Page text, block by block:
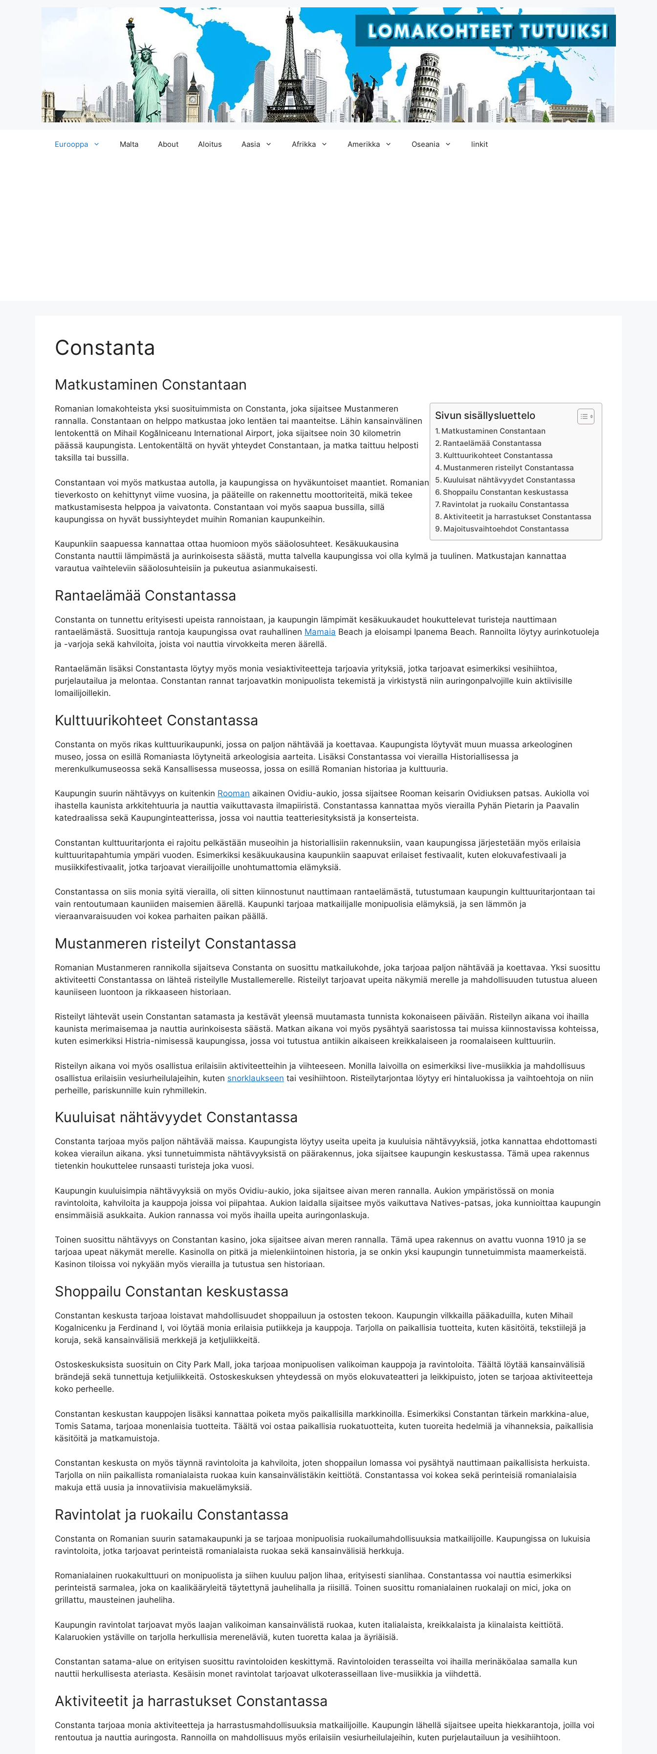
Eurooppa Malta About Aloitus Aasia Afrikka Amerikka Oseania linkit
Constanta
Matkustaminen Constantaan
Sivun sisällysluettelo
Matkustaminen Constantaan
Rantaelämää Constantassa
Kulttuurikohteet Constantassa
Mustanmeren risteilyt Constantassa
Kuuluisat nähtävyydet Constantassa
Shoppailu Constantan keskustassa
Ravintolat ja ruokailu Constantassa
Aktiviteetit ja harrastukset Constantassa
Majoitusvaihtoehdot Constantassa
Romanian lomakohteista yksi suosituimmista on Constanta, joka sijaitsee Mustanmeren
rannalla. Constantaan on helppo matkustaa joko lentäen tai maanteitse. Lähin kansainvälinen
lentokenttä on Mihail Kogălniceanu International Airport, joka sijaitsee noin 30 kilometrin
päässä kaupungista. Lentokentältä on hyvät yhteydet Constantaan, ja matka taittuu helposti
taksilla tai bussilla.
Constantaan voi myös matkustaa autolla, ja kaupungissa on hyväkuntoiset maantiet. Romanian
tieverkosto on kehittynyt viime vuosina, ja pääteille on rakennettu moottoriteitä, mikä tekee
matkustamisesta helppoa ja vaivatonta. Constantaan voi myös saapua bussilla, sillä
kaupungissa on hyvät bussiyhteydet muihin Romanian kaupunkeihin.
Kaupunkiin saapuessa kannattaa ottaa huomioon myös sääolosuhteet. Kesäkuukausina
Constanta nauttii lämpimästä ja aurinkoisesta säästä, mutta talvella kaupungissa voi olla kylmä ja tuulinen. Matkustajan kannattaa
varautua vaihteleviin sääolosuhteisiin ja pukeutua asianmukaisesti.
Rantaelämää Constantassa
Constanta on tunnettu erityisesti upeista rannoistaan, ja kaupungin lämpimät kesäkuukaudet houkuttelevat turisteja nauttimaan
rantaelämästä. Suosittuja rantoja kaupungissa ovat rauhallinen Mamaia Beach ja eloisampi Ipanema Beach. Rannoilta löytyy aurinkotuoleja
ja -varjoja sekä kahviloita, joista voi nauttia virvokkeita meren äärellä.
Rantaelämän lisäksi Constantasta löytyy myös monia vesiaktiviteetteja tarjoavia yrityksiä, jotka tarjoavat esimerkiksi vesihiihtoa,
purjelautailua ja melontaa. Constantan rannat tarjoavatkin monipuolista tekemistä ja virkistystä niin auringonpalvojille kuin aktiivisille
lomailijoillekin.
Kulttuurikohteet Constantassa
Constanta on myös rikas kulttuurikaupunki, jossa on paljon nähtävää ja koettavaa. Kaupungista löytyvät muun muassa arkeologinen
museo, jossa on esillä Romaniasta löytyneitä arkeologisia aarteita. Lisäksi Constantassa voi vierailla Historiallisessa ja
merenkulkumuseossa sekä Kansallisessa museossa, jossa on esillä Romanian historiaa ja kulttuuria.
Kaupungin suurin nähtävyys on kuitenkin Rooman aikainen Ovidiu-aukio, jossa sijaitsee Rooman keisarin Ovidiuksen patsas. Aukiolla voi
ihastella kaunista arkkitehtuuria ja nauttia vaikuttavasta ilmapiiristä. Constantassa kannattaa myös vierailla Pyhän Pietarin ja Paavalin
katedraalissa sekä Kaupunginteatterissa, jossa voi nauttia teatteriesityksistä ja konserteista.
Constantan kulttuuritarjonta ei rajoitu pelkästään museoihin ja historiallisiin rakennuksiin, vaan kaupungissa järjestetään myös erilaisia
kulttuuritapahtumia ympäri vuoden. Esimerkiksi kesäkuukausina kaupunkiin saapuvat erilaiset festivaalit, kuten elokuvafestivaali ja
musiikkifestivaalit, jotka tarjoavat vierailijoille unohtumattomia elämyksiä.
Constantassa on siis monia syitä vierailla, oli sitten kiinnostunut nauttimaan rantaelämästä, tutustumaan kaupungin kulttuuritarjontaan tai
vain rentoutumaan kauniiden maisemien äärellä. Kaupunki tarjoaa matkailijalle monipuolisia elämyksiä, ja sen lämmön ja
vieraanvaraisuuden voi kokea parhaiten paikan päällä.
Mustanmeren risteilyt Constantassa
Romanian Mustanmeren rannikolla sijaitseva Constanta on suosittu matkailukohde, joka tarjoaa paljon nähtävää ja koettavaa. Yksi suosittu
aktiviteetti Constantassa on lähteä risteilylle Mustallemerelle. Risteilyt tarjoavat upeita näkymiä merelle ja mahdollisuuden tutustua alueen
kauniiseen luontoon ja rikkaaseen historiaan.
Risteilyt lähtevät usein Constantan satamasta ja kestävät yleensä muutamasta tunnista kokonaiseen päivään. Risteilyn aikana voi ihailla
kaunista merimaisemaa ja nauttia aurinkoisesta säästä. Matkan aikana voi myös pysähtyä saaristossa tai muissa kiinnostavissa kohteissa,
kuten esimerkiksi Histria-nimisessä kaupungissa, jossa voi tutustua antiikin aikaiseen kreikkalaiseen ja roomalaiseen kulttuuriin.
Risteilyn aikana voi myös osallistua erilaisiin aktiviteetteihin ja viihteeseen. Monilla laivoilla on esimerkiksi live-musiikkia ja mahdollisuus
osallistua erilaisiin vesiurheilulajeihin, kuten snorklaukseen tai vesihiihtoon. Risteilytarjontaa löytyy eri hintaluokissa ja vaihtoehtoja on niin
perheille, pariskunnille kuin ryhmillekin.
Kuuluisat nähtävyydet Constantassa
Constanta tarjoaa myös paljon nähtävää maissa. Kaupungista löytyy useita upeita ja kuuluisia nähtävyyksiä, jotka kannattaa ehdottomasti
kokea vierailun aikana. yksi tunnetuimmista nähtävyyksistä on päärakennus, joka sijaitsee kaupungin keskustassa. Tämä upea rakennus
tietenkin houkuttelee runsaasti turisteja joka vuosi.
Kaupungin kuuluisimpia nähtävyyksiä on myös Ovidiu-aukio, joka sijaitsee aivan meren rannalla. Aukion ympäristössä on monia
ravintoloita, kahviloita ja kauppoja joissa voi piipahtaa. Aukion laidalla sijaitsee myös vaikuttava Natives-patsas, joka kunnioittaa kaupungin
ensimmäisiä asukkaita. Aukion rannassa voi myös ihailla upeita auringonlaskuja.
Toinen suosittu nähtävyys on Constantan kasino, joka sijaitsee aivan meren rannalla. Tämä upea rakennus on avattu vuonna 1910 ja se
tarjoaa upeat näkymät merelle. Kasinolla on pitkä ja mielenkiintoinen historia, ja se onkin yksi kaupungin tunnetuimmista maamerkeistä.
Kasinon tiloissa voi nykyään myös vierailla ja tutustua sen historiaan.
Shoppailu Constantan keskustassa
Constantan keskusta tarjoaa loistavat mahdollisuudet shoppailuun ja ostosten tekoon. Kaupungin vilkkailla pääkaduilla, kuten Mihail
Kogalnicenku ja Ferdinand I, voi löytää monia erilaisia putiikkeja ja kauppoja. Tarjolla on paikallisia tuotteita, kuten käsitöitä, tekstiilejä ja
koruja, sekä kansainvälisiä merkkejä ja ketjuliikkeitä.
Ostoskeskuksista suosituin on City Park Mall, joka tarjoaa monipuolisen valikoiman kauppoja ja ravintoloita. Täältä löytää kansainvälisiä
brändejä sekä tunnettuja ketjuliikkeitä. Ostoskeskuksen yhteydessä on myös elokuvateatteri ja leikkipuisto, joten se tarjoaa aktiviteetteja
koko perheelle.
Constantan keskustan kauppojen lisäksi kannattaa poiketa myös paikallisilla markkinoilla. Esimerkiksi Constantan tärkein markkina-alue,
Tomis Satama, tarjoaa monenlaisia tuotteita. Täältä voi ostaa paikallisia ruokatuotteita, kuten tuoreita hedelmiä ja vihanneksia, paikallisia
käsitöitä ja matkamuistoja.
Constantan keskusta on myös täynnä ravintoloita ja kahviloita, joten shoppailun lomassa voi pysähtyä nauttimaan paikallisista herkuista.
Tarjolla on niin paikallista romanialaista ruokaa kuin kansainvälistäkin keittiötä. Constantassa voi kokea sekä perinteisiä romanialaisia
makuja että uusia ja innovatiivisia makuelämyksiä.
Ravintolat ja ruokailu Constantassa
Constanta on Romanian suurin satamakaupunki ja se tarjoaa monipuolisia ruokailumahdollisuuksia matkailijoille. Kaupungissa on lukuisia
ravintoloita, jotka tarjoavat perinteistä romanialaista ruokaa sekä kansainvälisiä herkkuja.
Romanialainen ruokakulttuuri on monipuolista ja siihen kuuluu paljon lihaa, erityisesti sianlihaa. Constantassa voi nauttia esimerkiksi
perinteistä sarmalea, joka on kaalikääryleitä täytettynä jauhelihalla ja riisillä. Toinen suosittu romanialainen ruokalaji on mici, joka on
grillattu, mausteinen jauheliha.
Kaupungin ravintolat tarjoavat myös laajan valikoiman kansainvälistä ruokaa, kuten italialaista, kreikkalaista ja kiinalaista keittiötä.
Kalaruokien ystäville on tarjolla herkullisia mereneläviä, kuten tuoretta kalaa ja äyriäisiä.
Constantan satama-alue on erityisen suosittu ravintoloiden keskittymä. Ravintoloiden terasseilta voi ihailla merinäköalaa samalla kun
nauttii herkullisesta ateriasta. Kesäisin monet ravintolat tarjoavat ulkoterasseillaan live-musiikkia ja viihdettä.
Aktiviteetit ja harrastukset Constantassa
Constanta tarjoaa monia aktiviteetteja ja harrastusmahdollisuuksia matkailijoille. Kaupungin lähellä sijaitsee upeita hiekkarantoja, joilla voi
rentoutua ja nauttia auringosta. Rannoilla on mahdollisuus myös erilaisiin vesiurheilulajeihin, kuten purjelautailuun ja vesihiihtoon.